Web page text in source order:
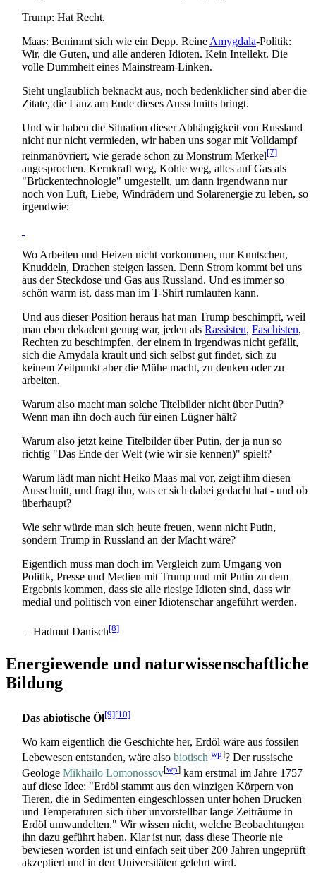
Trump: Hat Recht.
Maas: Benimmt sich wie ein Depp. Reine Amygdala-Politik:
Wir, die Guten, und alle anderen Idioten. Kein Intellekt. Die
volle Dummheit eines Mainstream-Linken.
Sieht unglaublich beknackt aus, noch bedenklicher sind aber die
Zitate, die Lanz am Ende dieses Ausschnitts bringt.
Und wir haben die Situation dieser Abhängigkeit von Russland
nicht nur nicht vermieden, wir haben uns sogar mit Volldampf
rein­manövriert, wie gerade schon zu Monstrum Merkel[7]
angesprochen. Kernkraft weg, Kohle weg, alles auf Gas als
"Brücken­technologie" umgestellt, um dann irgendwann nur
noch von Luft, Liebe, Windrädern und Solarenergie zu leben, so
irgendwie:
Wo Arbeiten und Heizen nicht vorkommen, nur Knutschen,
Knuddeln, Drachen steigen lassen. Denn Strom kommt bei uns
aus der Steckdose und Gas aus Russland. Und es immer so
schön warm ist, dass man im T-Shirt rumlaufen kann.
Und aus dieser Position heraus hat man Trump beschimpft, weil
man eben dekadent genug war, jeden als Rassisten, Faschisten,
Rechten zu beschimpfen, der einem in irgendwas nicht gefällt,
sich die Amydala krault und sich selbst gut findet, sich zu
keinem Zeitpunkt aber die Mühe macht, zu denken oder zu
arbeiten.
Warum also macht man solche Titelbilder nicht über Putin?
Wenn man ihn doch auch für einen Lügner hält?
Warum also jetzt keine Titelbilder über Putin, der ja nun so
richtig "Das Ende der Welt (wie wir sie kennen)" spielt?
Warum lädt man nicht Heiko Maas mal vor, zeigt ihm diesen
Ausschnitt, und fragt ihn, was er sich dabei gedacht hat - und ob
überhaupt?
Wie sehr würde man sich heute freuen, wenn nicht Putin,
sondern Trump in Russland an der Macht wäre?
Eigentlich muss man doch im Vergleich zum Umgang von
Politik, Presse und Medien mit Trump und mit Putin zu dem
Ergebnis kommen, dass sie alle riesige Idioten sind, dass wir
medial und politisch von einer Idiotenschar angeführt werden.
– Hadmut Danisch[8]
Energiewende und naturwissenschaftliche
Bildung
Das abiotische Öl[9][10]
Wo kam eigentlich die Geschichte her, Erdöl wäre aus fossilen
Lebewesen entstanden, wäre also biotisch[wp]? Der russische
Geologe Mikhailo Lomonossov[wp] kam erstmal im Jahre 1757
auf diese Idee: "Erdöl stammt aus den winzigen Körpern von
Tieren, die in Sedimenten eingeschlossen unter hohen Drucken
und Temperaturen sich über unvorstellbar lange Zeiträume in
Erdöl umwandelten." Wir wissen nicht, welche Beobachtungen
ihn dazu geführt haben. Klar ist nur, dass diese Theorie nie
bewiesen worden ist und einfach seit über 200 Jahren ungeprüft
akzeptiert und in den Universitäten gelehrt wird.